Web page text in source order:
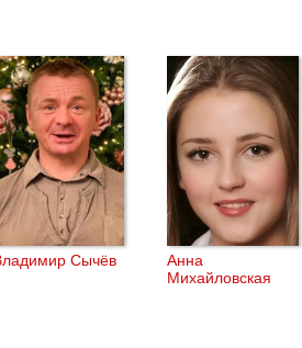
Сычёв
Анна
Михайловская